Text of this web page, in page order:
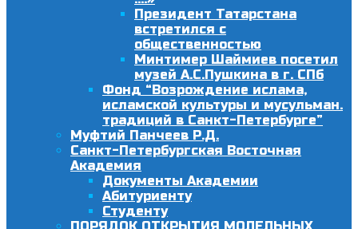
Президент Татарстана
встретился с
общественностью
Минтимер Шаймиев посетил
музей А.С.Пушкина в г. СПб
Фонд “Возрождение ислама,
исламской культуры и мусульман.
традиций в Санкт-Петербурге”
Муфтий Панчеев Р.Д.
Санкт-Петербургская Восточная
Академия
Документы Академии
Абитуриенту
Студенту